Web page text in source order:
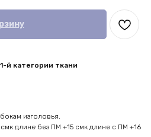
й категории ткани
изголовья.
длине без ПМ +15 смк длине с ПМ +16